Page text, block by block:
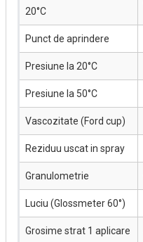
20°C
Punct de aprindere
Presiune la 20°C
Presiune la 50°C
Vascozitate (Ford cup)
Reziduu uscat in spray
Granulometrie
Luciu (Glossmeter 60°)
Grosime strat 1 aplicare